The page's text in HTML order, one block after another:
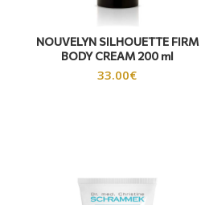
NOUVELYN SILHOUETTE FIRM
BODY CREAM 200 ml
33.00€